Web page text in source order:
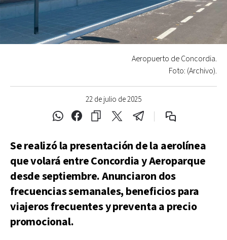
22 de julio de 2025
Aeropuerto de Concordia.
Foto: (Archivo).
Se realizó la presentación de la aerolínea
que volará entre Concordia y Aeroparque
desde septiembre. Anunciaron dos
frecuencias semanales, beneficios para
viajeros frecuentes y preventa a precio
promocional.